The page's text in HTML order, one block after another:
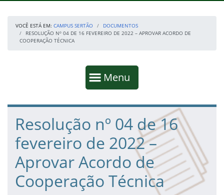
VOCÊ ESTÁ EM: CAMPUS SERTÃO
DOCUMENTOS
RESOLUÇÃO Nº 04 DE 16 FEVEREIRO DE 2022 – APROVAR ACORDO DE
COOPERAÇÃO TÉCNICA
Mostrar
Menu
Fim da navegação
Início do conteúdo
Resolução nº 04 de 16
fevereiro de 2022 –
Aprovar Acordo de
Cooperação Técnica